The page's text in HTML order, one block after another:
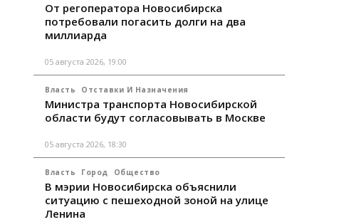
От регоператора Новосибирска
потребовали погасить долги на два
миллиарда
05 августа 2026, 19:00
Власть Отставки И Назначения
Министра транспорта Новосибирской
области будут согласовывать в Москве
05 августа 2026, 18:30
Власть Город Общество
В мэрии Новосибирска объяснили
ситуацию с пешеходной зоной на улице
Ленина